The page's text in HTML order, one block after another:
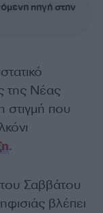
πηγή στην
της Νέας
στιγμή που
.
Σαββάτου
βλέπει